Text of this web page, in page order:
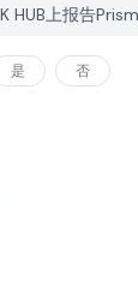
是 否